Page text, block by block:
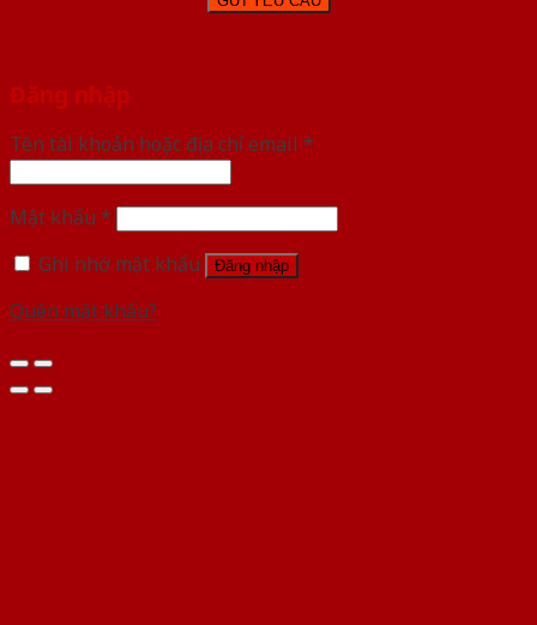
Đăng nhập
Tên tài khoản hoặc địa chỉ email *
Mật khẩu *
Ghi nhớ mật khẩu
Đăng nhập
Quên mật khẩu?